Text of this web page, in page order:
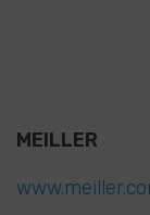
MEILLER